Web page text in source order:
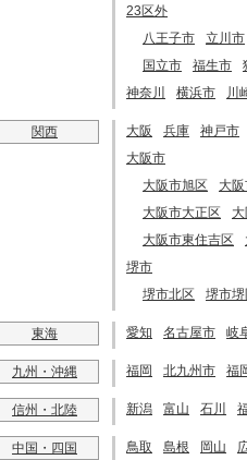
23区外
八王子市
立川市
国立市
福生市
神奈川
横浜市 川
関西 大阪 兵庫 神戸市
大阪市
大阪市旭区
大
大阪市大正区
大阪市東住吉区
堺市
堺市北区
堺市堺
東海 愛知 名古屋市 岐
九州・沖縄 福岡 北九州市 福
信州・北陸 新潟 富山 石川
中国・四国 鳥取 島根 岡山